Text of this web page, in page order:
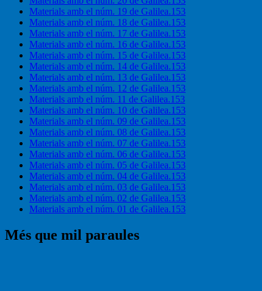
Materials amb el núm. 19 de Galilea.153
Materials amb el núm. 18 de Galilea.153
Materials amb el núm. 17 de Galilea.153
Materials amb el núm. 16 de Galilea.153
Materials amb el núm. 15 de Galilea.153
Materials amb el núm. 14 de Galilea.153
Materials amb el núm. 13 de Galilea.153
Materials amb el núm. 12 de Galilea.153
Materials amb el núm. 11 de Galilea.153
Materials amb el núm. 10 de Galilea.153
Materials amb el núm. 09 de Galilea.153
Materials amb el núm. 08 de Galilea.153
Materials amb el núm. 07 de Galilea.153
Materials amb el núm. 06 de Galilea.153
Materials amb el núm. 05 de Galilea.153
Materials amb el núm. 04 de Galilea.153
Materials amb el núm. 03 de Galilea.153
Materials amb el núm. 02 de Galilea.153
Materials amb el núm. 01 de Galilea.153
Més que mil paraules